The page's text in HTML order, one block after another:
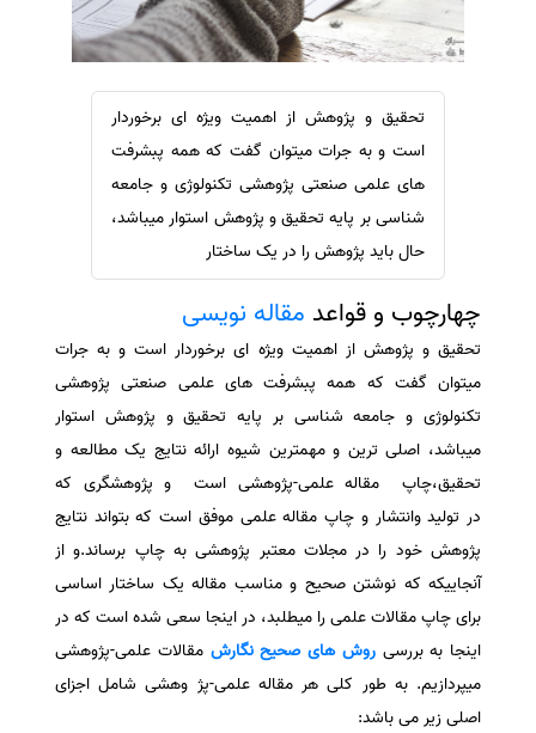
ترجمه عربی به فارسی
مشاهده همه زبان ها
سفارش ویرایش
سفارش پارافریز
سفارش فرمت‌بندی
سفارش کاهش کمیت
سفارش معرفی مجله
سفارش معرفی مقاله
سفارش معرفی کتاب
سفارش چکیده مبسوط
سفارش ترجمه مولتی‌مدیا
سفارش گویندگی
سفارش تولید محتوا
سفارش ترجمه همزمان
سفارش چکیده گرافیکی
سفارش تهیه کاورلتر
سفارش انگیزه‌نامه‌SOP
تحقیق و پژوهش از اهمیت ویژه ای برخوردار
است و به جرات میتوان گفت که همه پبشرفت
های علمی صنعتی پژوهشی تکنولوژی و جامعه
شناسی بر پایه تحقیق و پژوهش استوار میباشد،
حال باید پژوهش را در یک ساختار
چهارچوب و قواعد مقاله نویسی
تحقیق و پژوهش از اهمیت ویژه ای برخوردار است و به جرات
میتوان گفت که همه پبشرفت های علمی صنعتی پژوهشی
تکنولوژی و جامعه شناسی بر پایه تحقیق و پژوهش استوار
میباشد، اصلی ترین و مهمترین شیوه ارائه نتایج یک مطالعه و
تحقیق،چاپ مقاله علمی-پژوهشی است و پژوهشگری که
در تولید وانتشار و چاپ مقاله علمی موفق است که بتواند نتایج
پژوهش خود را در مجلات معتبر پژوهشی به چاپ برساند.و از
آنجاییکه که نوشتن صحیح و مناسب مقاله یک ساختار اساسی
برای چاپ مقالات علمی را میطلبد، در اینجا سعی شده است که در
اینجا به بررسیروش های صحیح نگارش مقالات علمی-پژوهشی
میپردازیم. به طور کلی هر مقاله علمی-پژ وهشی شامل اجزای
اصلی زیر می باشد: